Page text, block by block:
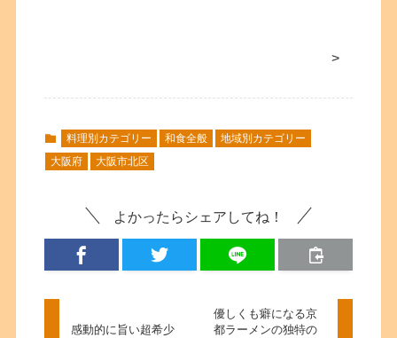
>
料理別カテゴリー 和食全般
地域別カテゴリー
大阪府
大阪市北区
よかったらシェアしてね！
感動的に旨い超希少
優しくも癖になる京
都ラーメンの独特の